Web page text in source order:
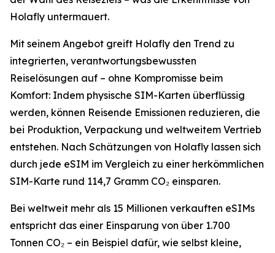
Holafly untermauert.
Mit seinem Angebot greift Holafly den Trend zu
integrierten, verantwortungsbewussten
Reiselösungen auf – ohne Kompromisse beim
Komfort: Indem physische SIM-Karten überflüssig
werden, können Reisende Emissionen reduzieren, die
bei Produktion, Verpackung und weltweitem Vertrieb
entstehen. Nach Schätzungen von Holafly lassen sich
durch jede eSIM im Vergleich zu einer herkömmlichen
SIM-Karte rund 114,7 Gramm CO₂ einsparen.
Bei weltweit mehr als 15 Millionen verkauften eSIMs
entspricht das einer Einsparung von über 1.700
Tonnen CO₂ – ein Beispiel dafür, wie selbst kleine,